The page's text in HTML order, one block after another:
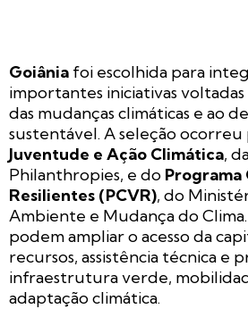
Goiânia foi escolhida para
importantes iniciativas
das mudanças climáticas e ao
sustentável. A seleção
Juventude e Ação Climática,
Philanthropies, e do Programa
Resilientes (PCVR), do
Ambiente e Mudança do Clima.
podem ampliar o acesso da
recursos, assistência técnica e
infraestrutura verde,
adaptação climática.